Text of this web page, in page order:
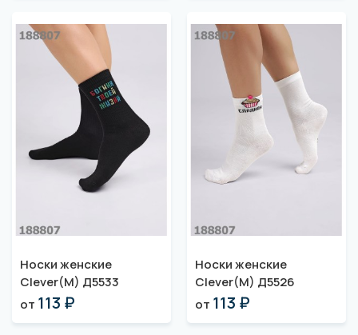
Носки женские
Clever(M) Д5533
от 113 ₽
Носки женские
Clever(M) Д5526
от 113 ₽